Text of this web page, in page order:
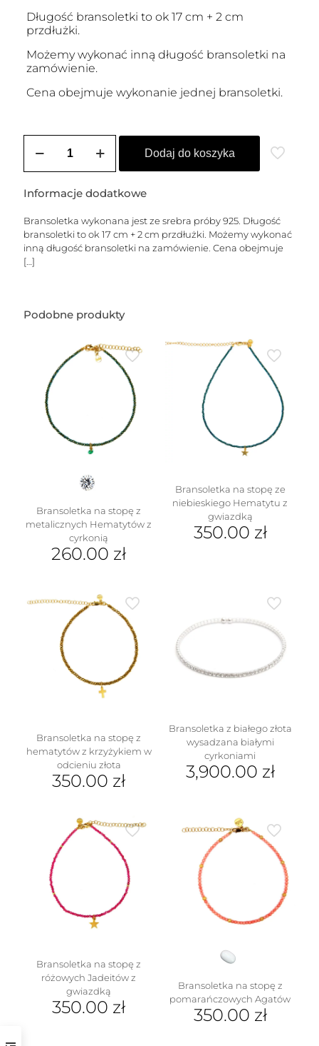
Długość bransoletki to ok 17 cm + 2 cm
przdłużki.
Możemy wykonać inną długość bransoletki na
zamówienie.
Cena obejmuje wykonanie jednej bransoletki.
Bransoletka
Dodaj do koszyka
Informacje dodatkowe
Bransoletka wykonana jest ze srebra próby 925. Długość
bransoletki to ok 17 cm + 2 cm przdłużki. Możemy wykonać
inną długość bransoletki na zamówienie. Cena obejmuje
[…]
Podobne produkty
Bransoletka na stopę z
metalicznych Hematytów z
cyrkonią
260.00 zł
Bransoletka na stopę ze
niebieskiego Hematytu z
gwiazdką
350.00 zł
Bransoletka na stopę z
hematytów z krzyżykiem w
odcieniu złota
350.00 zł
Bransoletka z białego złota
wysadzana białymi
cyrkoniami
3,900.00 zł
Bransoletka na stopę z
różowych Jadeitów z
gwiazdką
350.00 zł
Bransoletka na stopę z
pomarańczowych Agatów
350.00 zł